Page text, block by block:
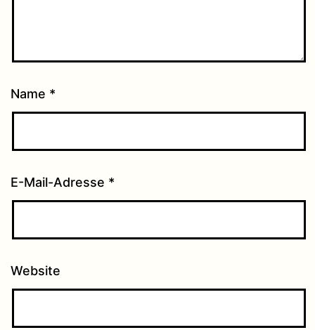
Name *
E-Mail-Adresse *
Website